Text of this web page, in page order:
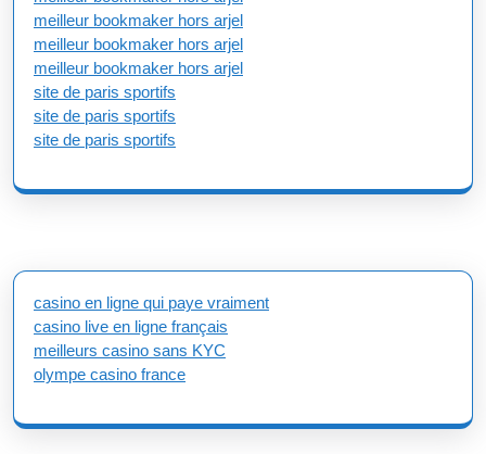
meilleur bookmaker hors arjel
meilleur bookmaker hors arjel
meilleur bookmaker hors arjel
site de paris sportifs
site de paris sportifs
site de paris sportifs
casino en ligne qui paye vraiment
casino live en ligne français
meilleurs casino sans KYC
olympe casino france